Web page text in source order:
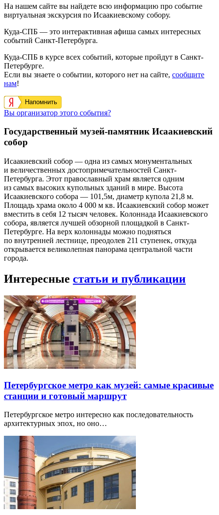
На нашем сайте вы найдете всю информацию про событие
виртуальная экскурсия по Исаакиевскому собору.
Куда-СПБ — это интерактивная афиша самых интересных
событий Санкт-Петербурга.
Куда-СПБ в курсе всех событий, которые пройдут в Санкт-
Петербурге.
Если вы знаете о событии, которого нет на сайте, сообщите
нам!
Напомнить
Вы организатор этого события?
Государственный музей-памятник Исаакиевский
собор
Исаакиевский собор — одна из самых монументальных
и величественных достопримечательностей Санкт-
Петербурга. Этот православный храм является одним
из самых высоких купольных зданий в мире. Высота
Исаакиевского собора — 101,5м, диаметр купола 21,8 м.
Площадь храма около 4 000 м кв. Исаакиевский собор может
вместить в себя 12 тысяч человек. Колоннада Исаакиевского
собора, является лучшей обзорной площадкой в Санкт-
Петербурге. На верх колоннады можно подняться
по внутренней лестнице, преодолев 211 ступенек, откуда
открывается великолепная панорама центральной части
города.
Интересные статьи и публикации
Петербургское метро как музей: самые красивые
станции и готовый маршрут
Петербургское метро интересно как последовательность
архитектурных эпох, но оно…